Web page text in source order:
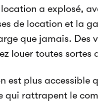
a explosé,
de location et la
que jamais. Des
louer toutes sortes
est plus accessible
qui rattrapent le